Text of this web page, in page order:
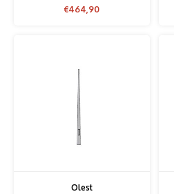
€464,90
Olest